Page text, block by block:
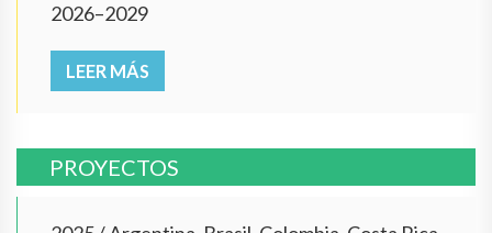
2026–2029
LEER MÁS
PROYECTOS